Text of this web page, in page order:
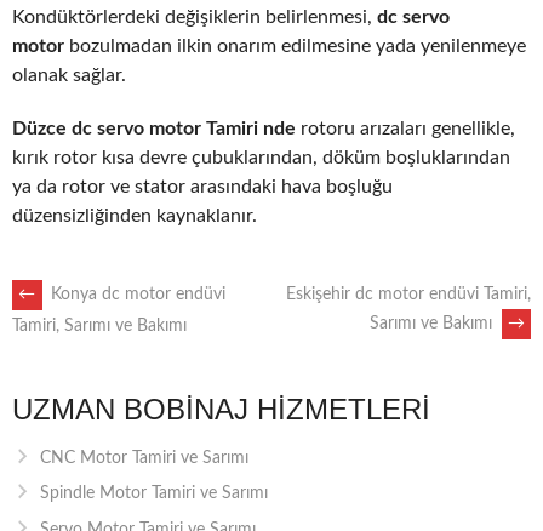
Kondüktörlerdeki değişiklerin belirlenmesi, dc servo
motor bozulmadan ilkin onarım edilmesine yada yenilenmeye
olanak sağlar.
Düzce dc servo motor Tamiri nde rotoru arızaları genellikle,
kırık rotor kısa devre çubuklarından, döküm boşluklarından
ya da rotor ve stator arasındaki hava boşluğu
düzensizliğinden kaynaklanır.
POST
←
Konya dc motor endüvi
Tamiri, Sarımı ve Bakımı
Eskişehir dc motor endüvi Tamiri,
Sarımı ve Bakımı
→
UZMAN BOBINAJ HIZMETLERI
CNC Motor Tamiri ve Sarımı
Spindle Motor Tamiri ve Sarımı